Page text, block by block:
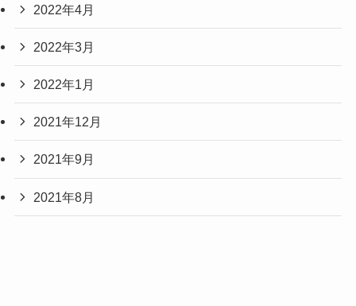
2022年4月
2022年3月
2022年1月
2021年12月
2021年9月
2021年8月